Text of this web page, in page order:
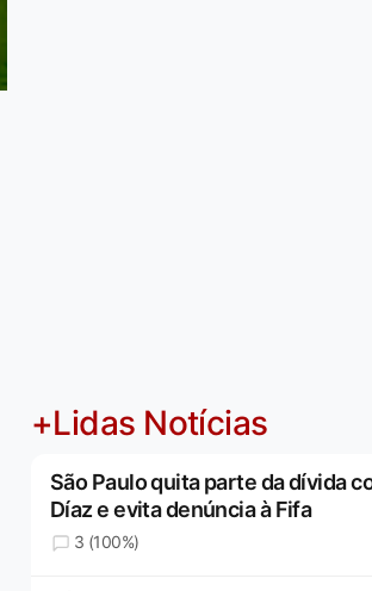
+Lidas Notícias
São Paulo quita parte da dívida
Díaz e evita denúncia à Fifa
3 (100%)